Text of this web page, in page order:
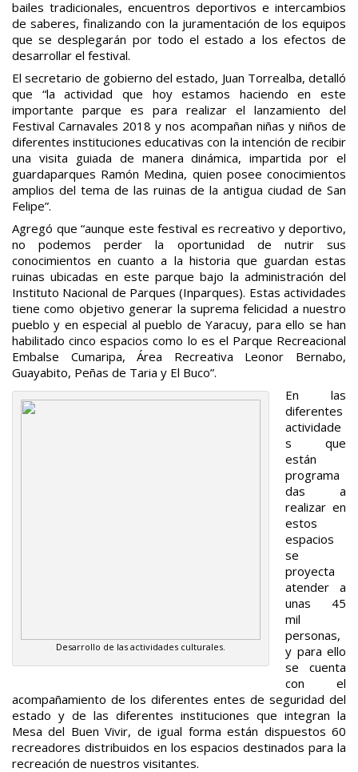
bailes tradicionales, encuentros deportivos e intercambios
de saberes, finalizando con la juramentación de los equipos
que se desplegarán por todo el estado a los efectos de
desarrollar el festival.
El secretario de gobierno del estado, Juan Torrealba, detalló
que “la actividad que hoy estamos haciendo en este
importante parque es para realizar el lanzamiento del
Festival Carnavales 2018 y nos acompañan niñas y niños de
diferentes instituciones educativas con la intención de recibir
una visita guiada de manera dinámica, impartida por el
guardaparques Ramón Medina, quien posee conocimientos
amplios del tema de las ruinas de la antigua ciudad de San
Felipe”.
Agregó que “aunque este festival es recreativo y deportivo,
no podemos perder la oportunidad de nutrir sus
conocimientos en cuanto a la historia que guardan estas
ruinas ubicadas en este parque bajo la administración del
Instituto Nacional de Parques (Inparques). Estas actividades
tiene como objetivo generar la suprema felicidad a nuestro
pueblo y en especial al pueblo de Yaracuy, para ello se han
habilitado cinco espacios como lo es el Parque Recreacional
Embalse Cumaripa, Área Recreativa Leonor Bernabo,
Guayabito, Peñas de Taria y El Buco”.
Desarrollo de las actividades culturales.
En las
diferentes
actividade
s que
están
programa
das a
realizar en
estos
espacios
se
proyecta
atender a
unas 45
mil
personas,
y para ello
se cuenta
con el
acompañamiento de los diferentes entes de seguridad del
estado y de las diferentes instituciones que integran la
Mesa del Buen Vivir, de igual forma están dispuestos 60
recreadores distribuidos en los espacios destinados para la
recreación de nuestros visitantes.